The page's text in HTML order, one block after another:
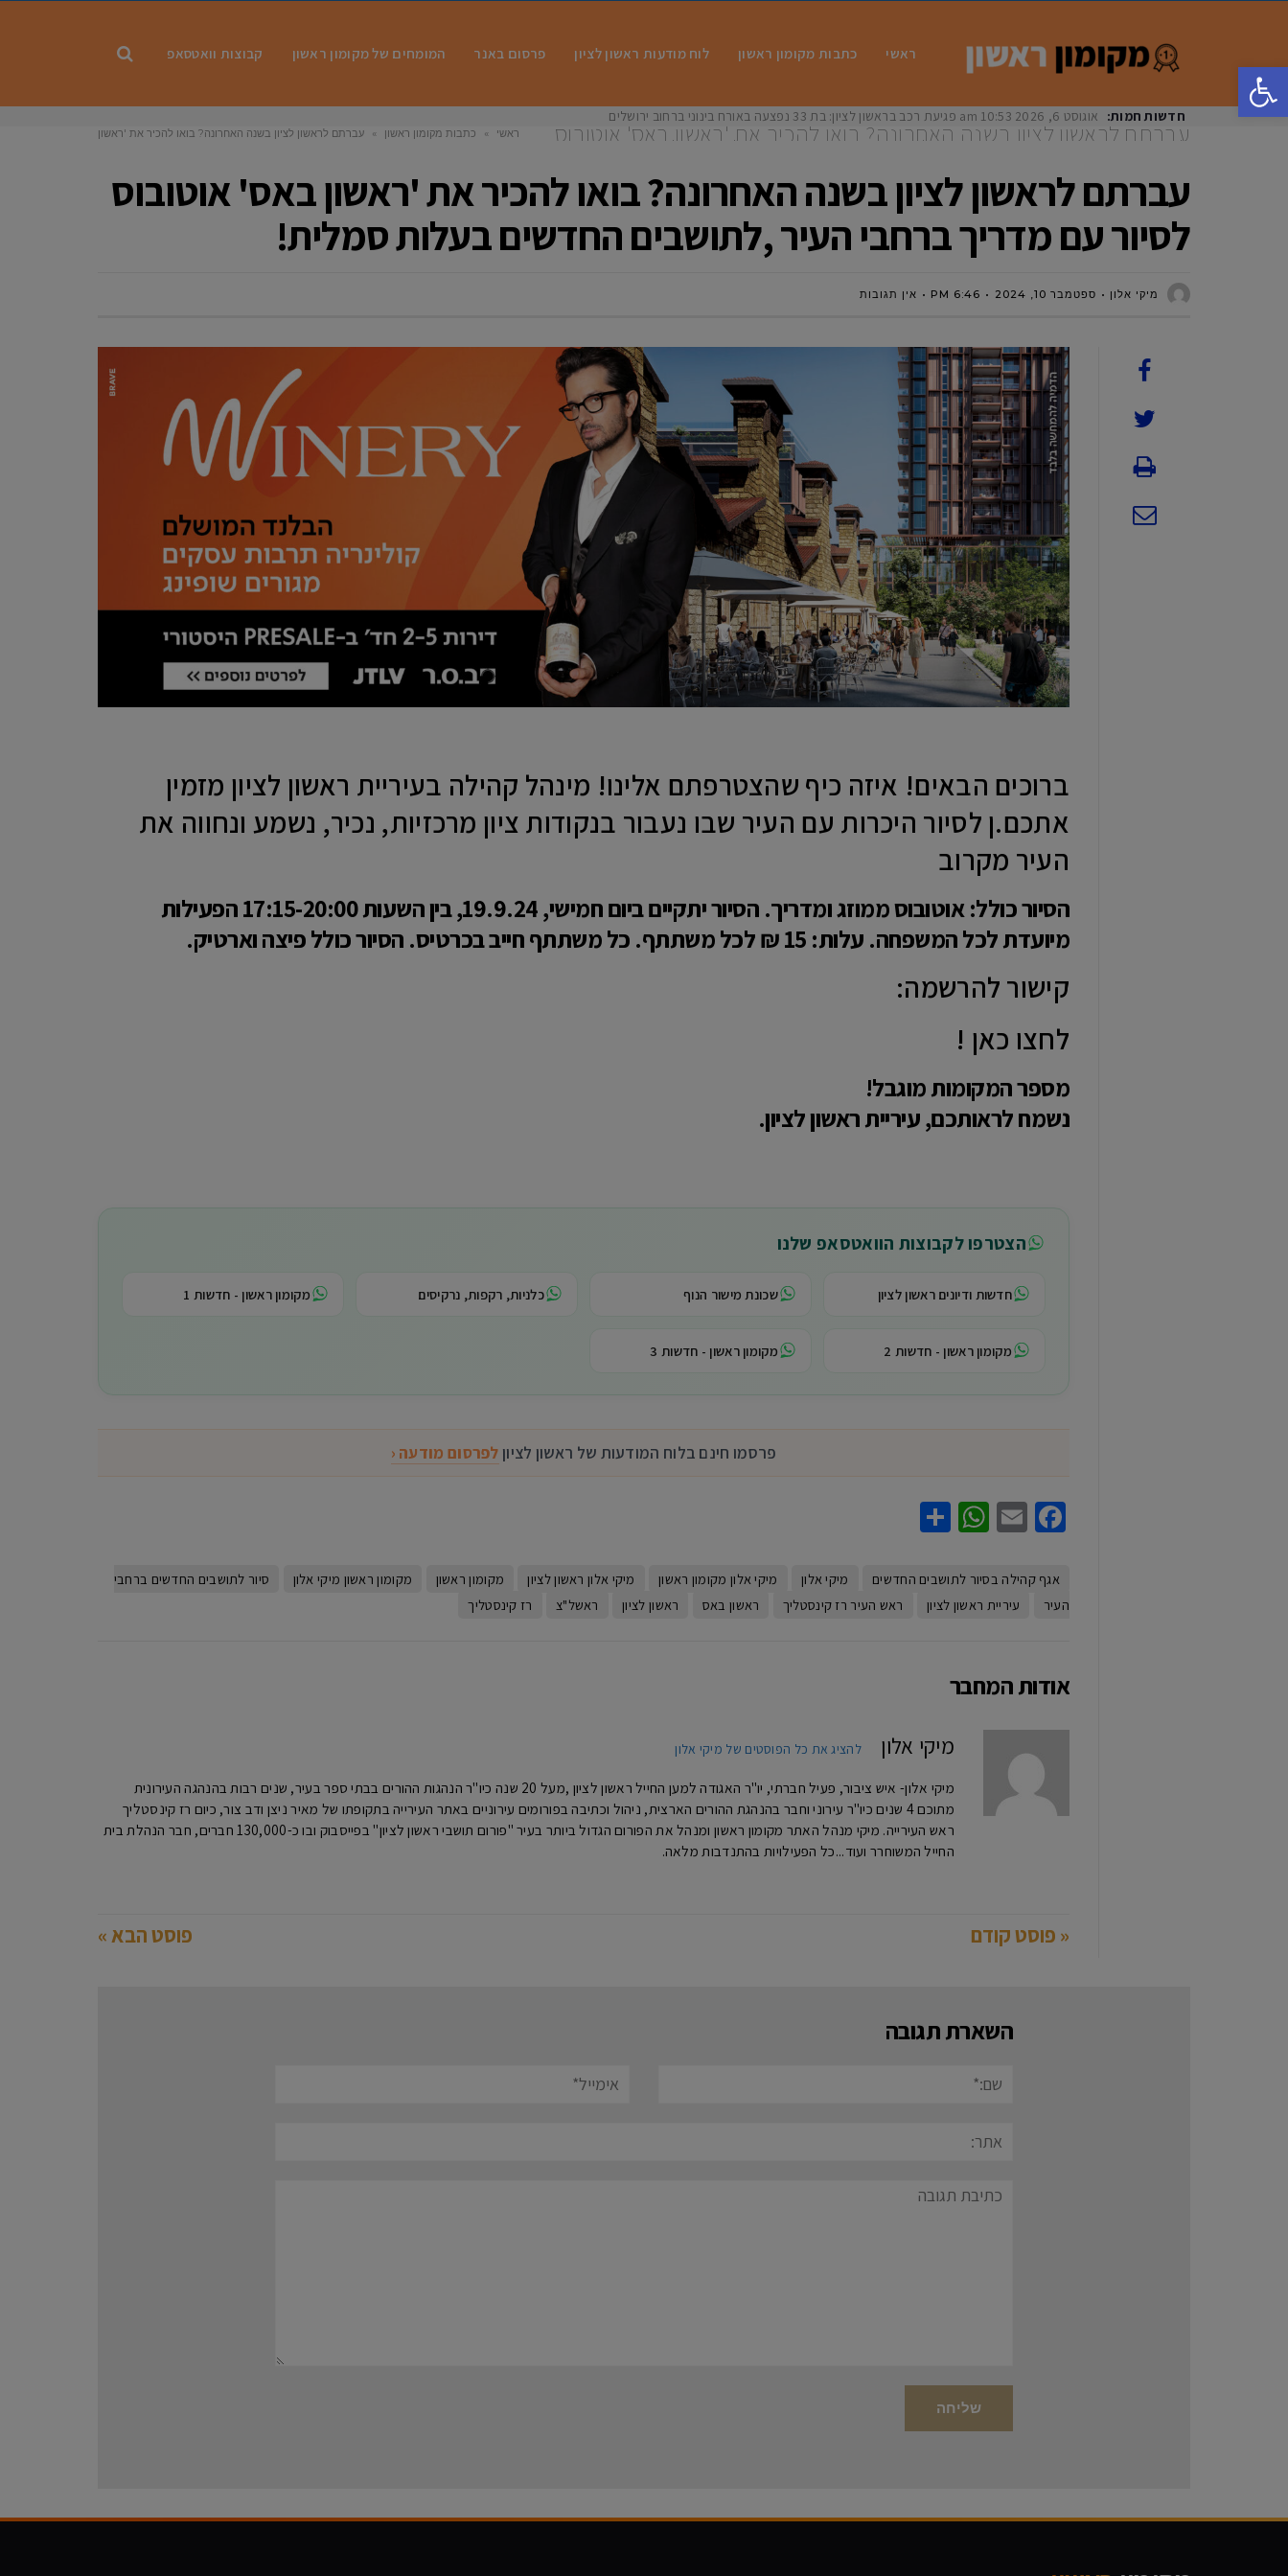
פתח סרגל נגישות
ראשי כתבות מקומון ראשון לוח מודעות ראשון לציון פרסום באנר המומחים של מקומון ראשון קבוצות וואטסאפ
חדשות חמות: אוגוסט 6, 2026 10:53 am פגיעת רכב בראשון לציון: בת 33 נפצעה באורח בינוני ברחוב ירושלים
עברתם לראשון לציון בשנה האחרונה? בואו להכיר את 'ראשון באס' אוטובוס
לסיור עם מדריך ברחבי העיר ,לתושבים החדשים בעלות סמלית! ראשי » כתבות מקומון ראשון »
עברתם לראשון לציון בשנה האחרונה? בואו להכיר את 'ראשון
עברתם לראשון לציון בשנה האחרונה? בואו להכיר את 'ראשון באס' אוטובוס
לסיור עם מדריך ברחבי העיר ,לתושבים החדשים בעלות סמלית!
מיקי אלון ספטמבר 10, 2024 6:46 PM אין תגובות
ברוכים הבאים! איזה כיף שהצטרפתם אלינו! מינהל קהילה בעיריית ראשון לציון מזמין
אתכם.ן לסיור היכרות עם העיר שבו נעבור בנקודות ציון מרכזיות, נכיר, נשמע ונחווה את
העיר מקרוב
הסיור כולל: אוטובוס ממוזג ומדריך. הסיור יתקיים ביום חמישי, 19.9.24, בין השעות 17:15-20:00 הפעילות
מיועדת לכל המשפחה. עלות: 15 ₪ לכל משתתף. כל משתתף חייב בכרטיס. הסיור כולל פיצה וארטיק.
קישור להרשמה:
לחצו כאן !
מספר המקומות מוגבל!
נשמח לראותכם, עיריית ראשון לציון.
הצטרפו לקבוצות הוואטסאפ שלנו
חדשות ודיונים ראשון לציון שכונת מישור הנוף כלניות, רקפות, נרקיסים מקומון ראשון - חדשות 1
מקומון ראשון - חדשות 2 מקומון ראשון - חדשות 3
פרסמו חינם בלוח המודעות של ראשון לציון לפרסום מודעה ‹
Facebook
Email
WhatsApp
אגף קהילה בסיור לתושבים החדשים מיקי אלון מיקי אלון מקומון ראשון מיקי אלון ראשון לציון מקומון ראשון מקומון ראשון מיקי אלון
סיור לתושבים החדשים ברחבי
העיר
עיריית ראשון לציון ראש העיר רז קינסטליך ראשון באס ראשון לציון ראשל"צ רז קינסטליך
אודות המחבר
מיקי אלון להציג את כל הפוסטים של מיקי אלון
מיקי אלון- איש ציבור, פעיל חברתי, יו"ר האגודה למען החייל ראשון לציון ,מעל 20 שנה כיו"ר הנהגות ההורים בבתי ספר בעיר, שנים רבות בהנהגה העירונית
מתוכם 4 שנים כיו"ר עירוני וחבר בהנהגת ההורים הארצית, ניהול וכתיבה בפורומים עירוניים באתר העירייה בתקופתו של מאיר ניצן ודב צור, כיום רז קינסטליך
ראש העירייה. מיקי מנהל האתר מקומון ראשון ומנהל את הפורום הגדול ביותר בעיר "פורום תושבי ראשון לציון" בפייסבוק ובו כ-130,000 חברים, חבר הנהלת בית
החייל המשוחרר ועוד...כל הפעילויות בהתנדבות מלאה.
« פוסט קודם פוסט הבא »
השארת תגובה
אימייל*
תגובה